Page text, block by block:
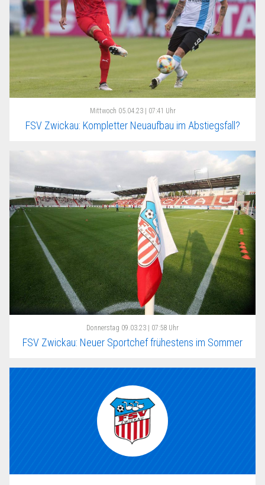
Mittwoch 05.04.23 | 07:41 Uhr
FSV Zwickau: Kompletter Neuaufbau im Abstiegsfall?
Donnerstag 09.03.23 | 07:58 Uhr
FSV Zwickau: Neuer Sportchef frühestens im Sommer